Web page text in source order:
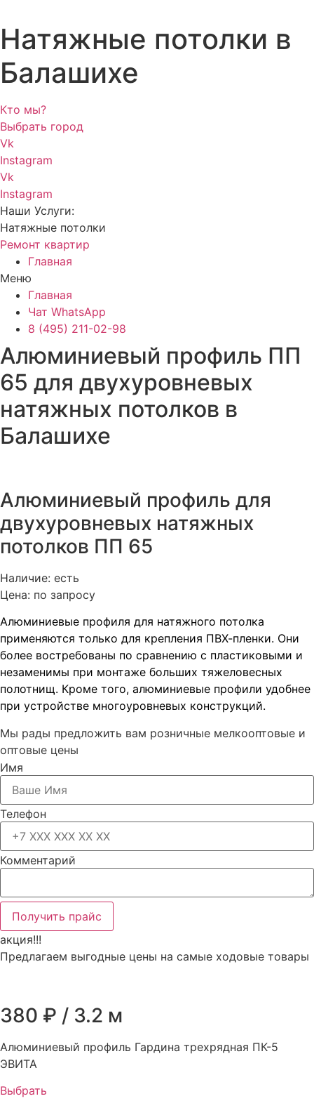
Натяжные потолки в
Балашихе
Кто мы?
Выбрать город
Vk
Instagram
Vk
Instagram
Наши Услуги:
Натяжные потолки
Ремонт квартир
Главная
Меню
Главная
Чат WhatsApp
8 (495) 211-02-98
Алюминиевый профиль ПП
65 для двухуровневых
натяжных потолков в
Балашихе
Алюминиевый профиль для
двухуровневых натяжных
потолков ПП 65
Наличие: есть
Цена: по запросу
Алюминиевые профиля для натяжного потолка
применяются только для крепления ПВХ-пленки. Они
более востребованы по сравнению с пластиковыми и
незаменимы при монтаже больших тяжеловесных
полотнищ. Кроме того, алюминиевые профили удобнее
при устройстве многоуровневых конструкций.
Мы рады предложить вам розничные мелкооптовые и
оптовые цены
Имя
Телефон
Комментарий
Получить прайс
акция!!!
Предлагаем выгодные цены на самые ходовые товары
380 ₽ / 3.2 м
Алюминиевый профиль Гардина трехрядная ПК-5
ЭВИТА
Выбрать